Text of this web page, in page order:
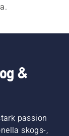
&
passion
skogs-,